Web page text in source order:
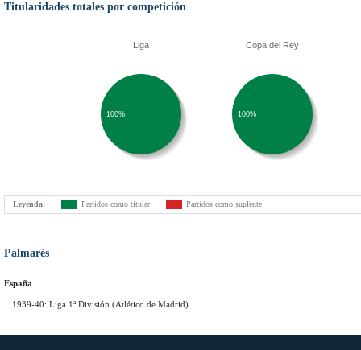
Titularidades totales por competición
Liga
100%
Copa del Rey
100%
Leyenda: Partidos como titular Partidos como suplente
Palmarés
España
1939-40: Liga 1ª División (Atlético de Madrid)